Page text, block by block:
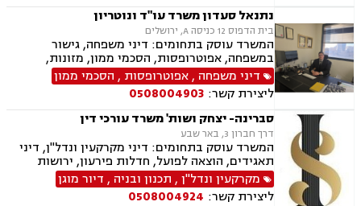
נתנאל סעדון משרד עו"ד ונוטריון
בית הדפוס 12 כניסה A, ירושלים
המשרד עוסק בתחומים: דיני משפחה, גישור
במשפחה, אפוטרופסות, הסכמי ממון, מזונות,
משמורת, גירושין, טוען רבני, חלוקת רכוש, מעמד
אישי, תיאום הורי, זמני שהות, ניכור הורי, עסקאות
מתנה, ידועים בציבור, ירושות וצוואות, נוטריון, ייפוי
כוח מתמשך, הוצאה לפועל, חדלות פירעון, תביעות
מסחריות, דיני חוזים, מקרקעין ונדל"ן, עסקאות מכר
דירה, עסקאות מכר יד שניה מקבלן, משפט מסחרי,
דיני חברות, ליטיגציה מסחרית ונדל"נית, דיני
עמותות
דיני משפחה ,אפוטרופסות , הסכמי ממון
ליצירת קשר: 0508004903
סברינה- יצחק ושות' משרד עורכי דין
דרך חברון 3, באר שבע
המשרד עוסק בתחומים: דיני מקרקעין ונדל"ן, דיני
תאגידים, הוצאה לפועל, חדלות פירעון, ירושות
וצוואת.
מקרקעין ונדל"ן, תכנון ובניה , דיור מוגן
ליצירת קשר: 0508004924